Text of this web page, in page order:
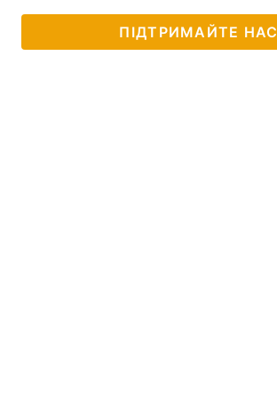
ПІДТРИМАЙТЕ НАС